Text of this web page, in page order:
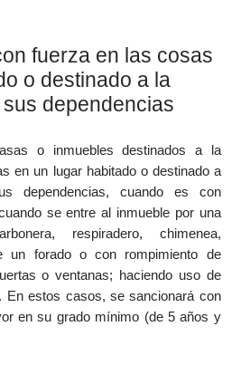
fuerza en las cosas
o destinado a la
dependencias
o inmuebles destinados a la
en un lugar habitado o destinado a
dependencias, cuando es con
se entre al inmueble por una
respiradero, chimenea,
un forado o con rompimiento de
o ventanas; haciendo uso de
En estos casos, se sancionará con
en su grado mínimo (de 5 años y